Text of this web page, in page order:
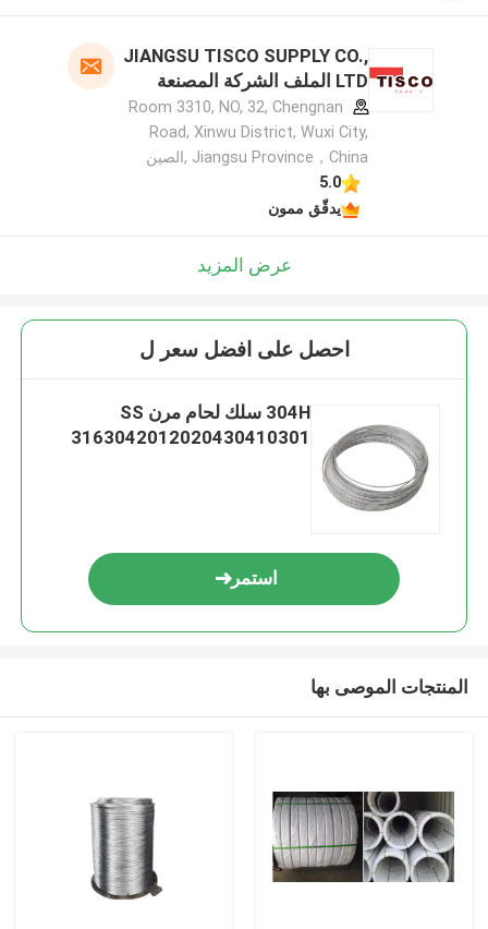
JIANGSU TISCO SUPPLY CO.,
LTD الملف الشركة المصنعة
Room 3310, NO, 32, Chengnan
Road, Xinwu District, Wuxi City,
Jiangsu Province，China ,الصين
5.0
يدقّق ممون
عرض المزيد
احصل على افضل سعر ل
304H سلك لحام مرن SS
3163042012020430410301
استمر
المنتجات الموصى بها